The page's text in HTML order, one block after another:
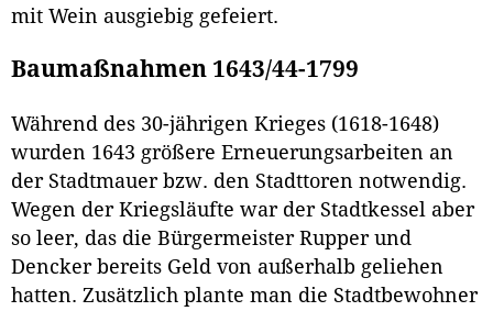
mit Wein ausgiebig gefeiert.
Baumaßnahmen 1643/44-1799
Während des 30-jährigen Krieges (1618-1648)
wurden 1643 größere Erneuerungsarbeiten an
der Stadtmauer bzw. den Stadttoren notwendig.
Wegen der Kriegsläufte war der Stadtkessel aber
so leer, das die Bürgermeister Rupper und
Dencker bereits Geld von außerhalb geliehen
hatten. Zusätzlich plante man die Stadtbewohner